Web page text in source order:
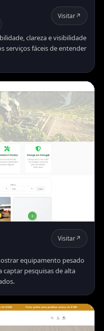
Visitar↗
clareza e visibilidade
serviços fáceis de entender
Visitar↗
equipamento pesado
captar pesquisas de alta